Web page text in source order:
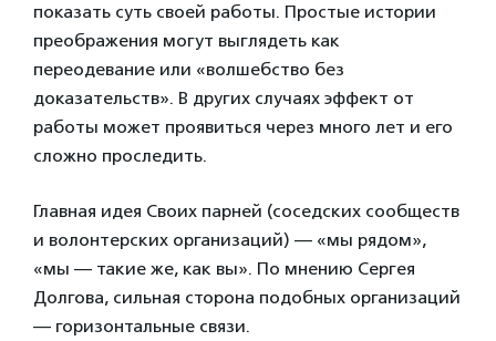
показать суть своей работы. Простые истории
преображения могут выглядеть как
переодевание или «волшебство без
доказательств». В других случаях эффект от
работы может проявиться через много лет и его
сложно проследить.
Главная идея Своих парней (соседских сообществ
и волонтерских организаций) — «мы рядом»,
«мы — такие же, как вы». По мнению Сергея
Долгова, сильная сторона подобных организаций
— горизонтальные связи.